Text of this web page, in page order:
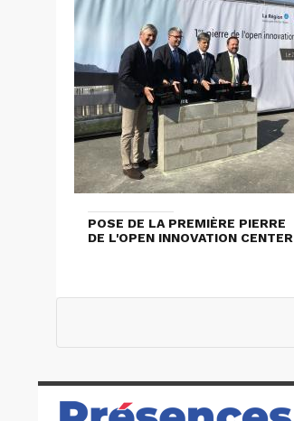
POSE DE LA PREMIÈRE PIERRE
DE L'OPEN INNOVATION CENTER